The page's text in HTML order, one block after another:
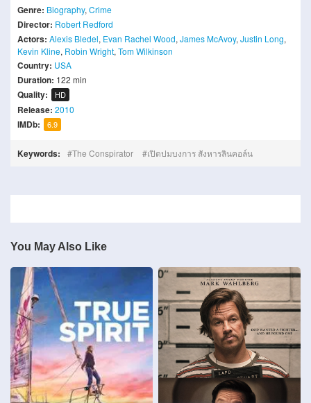
Genre: Biography, Crime
Director: Robert Redford
Actors: Alexis Bledel, Evan Rachel Wood, James McAvoy, Justin Long,
Kevin Kline, Robin Wright, Tom Wilkinson
Country: USA
Duration: 122 min
Quality: HD
Release: 2010
IMDb: 6.9
Keywords: The Conspirator เปิดปมบงการ สังหารลินคอล์น
You May Also Like